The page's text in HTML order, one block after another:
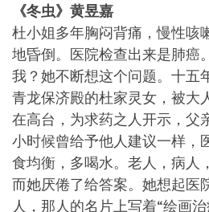
《冬虫》黄昱嘉
杜小姐多年胸闷背痛，慢性咳
地昏倒。医院检查出来是肺癌
我？她不断想这个问题。十五
青龙保济殿的杜家灵女，被大
在高台，为求药之人开示，父
小时候曾给予他人建议一样，
食均衡，多喝水。老人，病人
而她厌倦了给答案。她想起医
人，那人的名片上写着“绘画治